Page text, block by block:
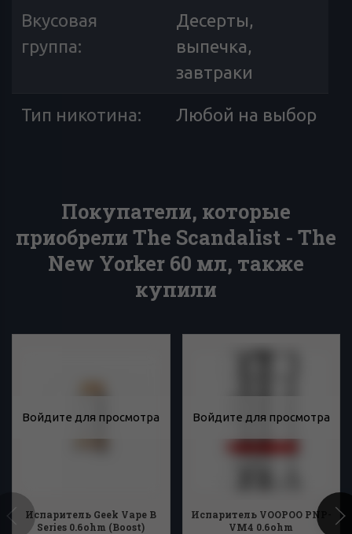
Вкусовая
группа:
Десерты,
выпечка,
завтраки
Тип никотина: Любой на выбор
Покупатели, которые
приобрели The Scandalist - The
New Yorker 60 мл, также
купили
Войдите для просмотра
Испаритель Geek Vape B
Series 0.6ohm (Boost)
Войдите для просмотра
Испаритель VOOPOO PNP-
VM4 0.6ohm